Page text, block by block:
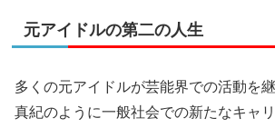
元アイドルの第二の人生
多くの元アイドルが芸能界での活動を
真紀のように一般社会での新たなキャ